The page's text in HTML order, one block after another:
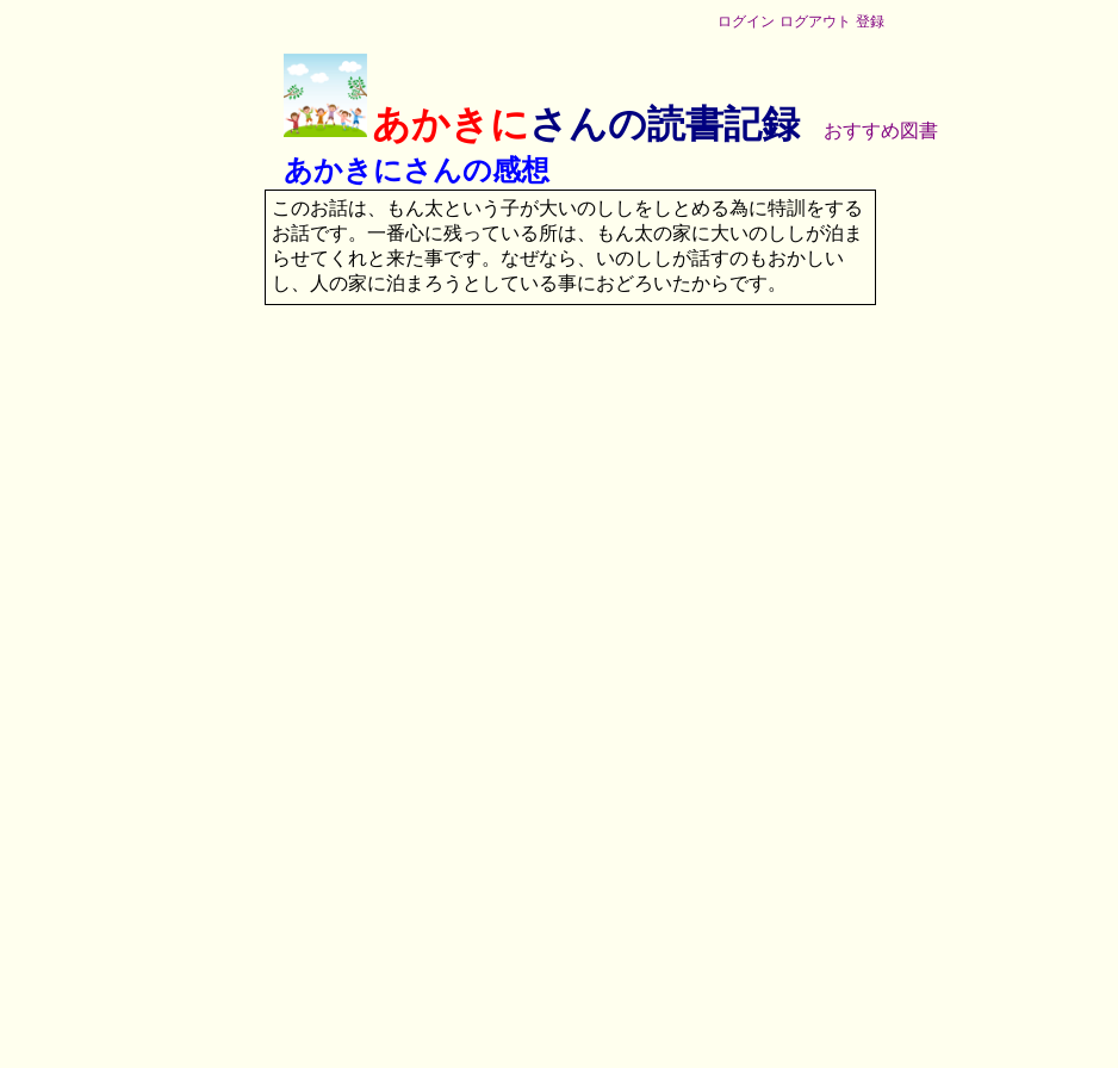
ログイン ログアウト 登録
あかきにさんの読書記録 おすすめ図書
あかきにさんの感想
このお話は、もん太という子が大いのししをしとめる為に特訓をする
お話です。一番心に残っている所は、もん太の家に大いのししが泊ま
らせてくれと来た事です。なぜなら、いのししが話すのもおかしい
し、人の家に泊まろうとしている事におどろいたからです。